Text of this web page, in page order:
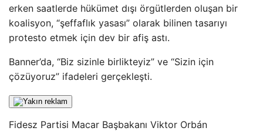
erken saatlerde hükümet dışı örgütlerden oluşan bir
koalisyon, “şeffaflık yasası” olarak bilinen tasarıyı
protesto etmek için dev bir afiş astı.
Banner’da, “Biz sizinle birlikteyiz” ve “Sizin için
çözüyoruz” ifadeleri gerçekleşti.
Fidesz Partisi Macar Başbakanı Viktor Orbán